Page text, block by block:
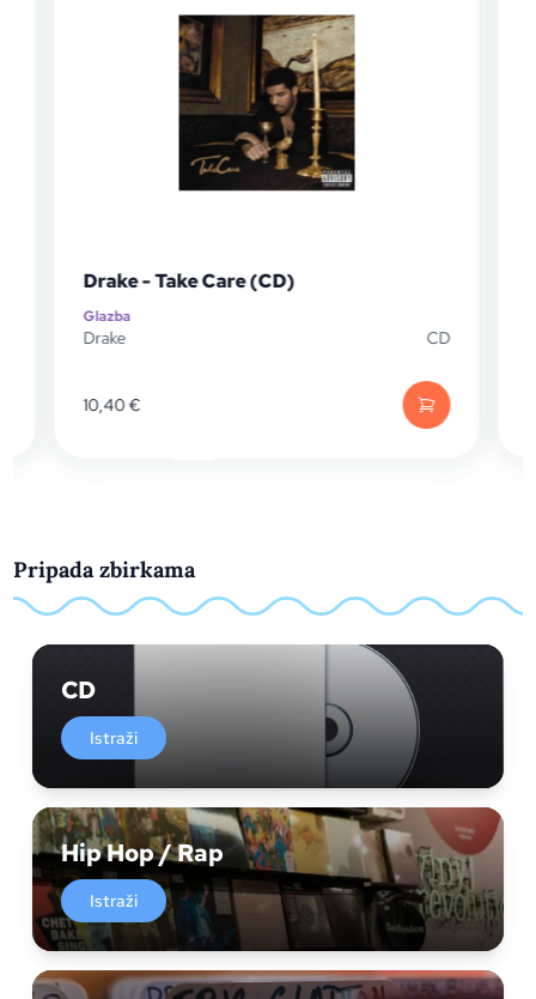
Drake - Take Care (CD)
Glazba
Drake CD
10,40€
Pripada zbirkama
CD
Istraži
Hip Hop / Rap
Istraži